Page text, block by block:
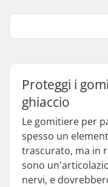
Proteggi i
ghiaccio
Le gomitiere per
spesso un
trascurato, ma in
sono
nervi, e